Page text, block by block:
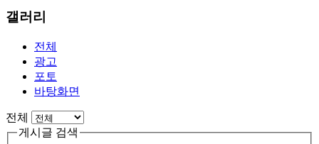
갤러리
전체
광고
포토
바탕화면
전체
게시글 검색